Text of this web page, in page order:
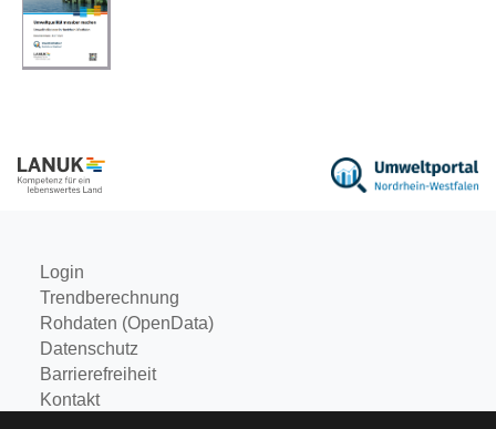
Login
Trendberechnung
Rohdaten (OpenData)
Datenschutz
Barrierefreiheit
Kontakt